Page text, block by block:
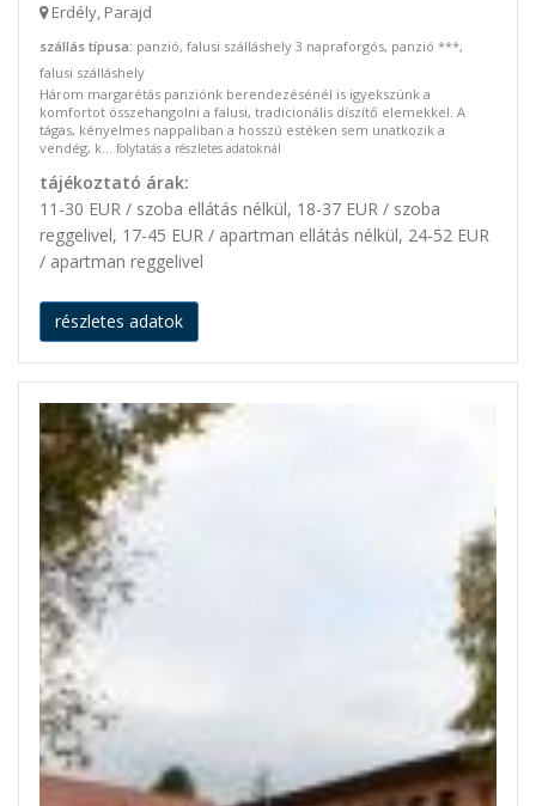
Erdély, Parajd
szállás típusa: panzió, falusi szálláshely 3 napraforgós, panzió ***,
falusi szálláshely
Három margarétás panziónk berendezésénél is igyekszünk a
komfortot összehangolni a falusi, tradicionális díszítő elemekkel. A
tágas, kényelmes nappaliban a hosszú estéken sem unatkozik a
vendég, k... folytatás a részletes adatoknál
tájékoztató árak:
11-30 EUR / szoba ellátás nélkül, 18-37 EUR / szoba
reggelivel, 17-45 EUR / apartman ellátás nélkül, 24-52 EUR
/ apartman reggelivel
részletes adatok